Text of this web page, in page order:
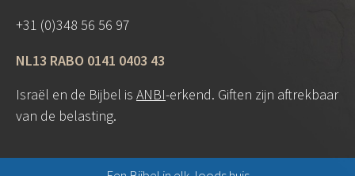
+31 (0)348 56 56 97
NL13 RABO 0141 0403 43
Israël en de Bijbel is ANBI-erkend. Giften zijn aftrekbaar
van de belasting.